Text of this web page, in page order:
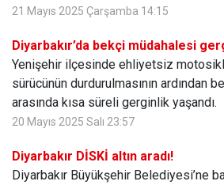
21 Mayıs 2025 Çarşamba 14:15
Diyarbakır’da bekçi müdahalesi
Yenişehir ilçesinde ehliyetsiz
sürücünün durdurulmasının ardından
arasında kısa süreli gerginlik yaşandı.
20 Mayıs 2025 Salı 23:57
Diyarbakır DİSKİ altın aradı!
Diyarbakır Büyükşehir Belediyesi’ne